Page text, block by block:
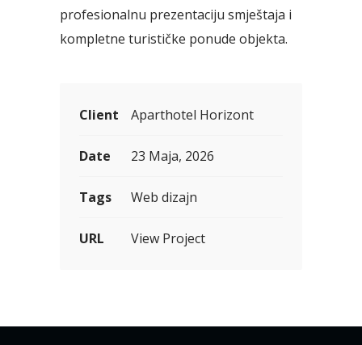
profesionalnu prezentaciju smještaja i
kompletne turističke ponude objekta.
Client Aparthotel Horizont
Date 23 Maja, 2026
Tags Web dizajn
URL View Project